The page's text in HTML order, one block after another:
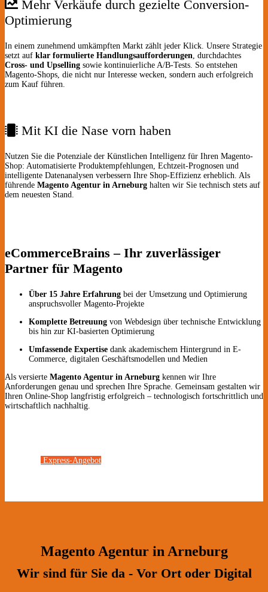
Mehr Verkäufe durch gezielte Conversion-
Optimierung
In einem zunehmend umkämpften Markt zählt jeder Klick. Unsere Strategie
setzt auf klar formulierte Handlungsaufforderungen , durchdachtes
Cross- und Upselling sowie kontinuierliche A/B-Tests. So entstehen
Magento-Shops, die nicht nur Interesse wecken, sondern auch erfolgreich
zum Kauf führen.
Mit KI die Nase vorn haben
Nutzen Sie die Potenziale der Künstlichen Intelligenz für Ihren Magento-
Shop: Automatisierte Produktempfehlungen, Echtzeit-Prognosen und
intelligente Datenanalysen verbessern Ihre Shop-Effizienz erheblich. Als
führende Magento Agentur in Arneburg halten wir Sie technisch stets auf
dem neuesten Stand.
eCommerceBrains – Ihr zuverlässiger
Partner für Magento
Über 15 Jahre Erfahrung bei der Umsetzung und Optimierung
anspruchsvoller Magento-Projekte
Komplette Betreuung von Webdesign über technische Entwicklung
bis hin zur KI-basierten Optimierung
Umfassende Expertise dank akademischem Hintergrund in E-
Commerce, digitalen Geschäftsmodellen und Medien
Als versierte Magento Agentur in Arneburg kennen wir Ihre
Anforderungen genau und sprechen Ihre Sprache. Gemeinsam gestalten wir
Ihren Online-Shop langfristig erfolgreich – technologisch fortschrittlich und
wirtschaftlich nachhaltig.
Express-Angebot
Magento Agentur in Arneburg
Wir sind für Sie da - Vor Ort oder Digital